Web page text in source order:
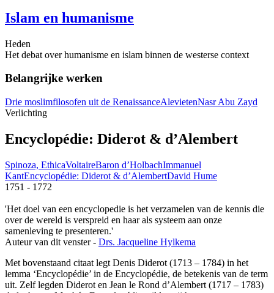
Islam en humanisme
Heden
Het debat over humanisme en islam binnen de westerse context
Belangrijke werken
Drie moslimfilosofen uit de RenaissanceAlevietenNasr Abu Zayd
Verlichting
Encyclopédie: Diderot & d’Alembert
Spinoza, EthicaVoltaireBaron d’HolbachImmanuel
KantEncyclopédie: Diderot & d’AlembertDavid Hume
1751 - 1772
'Het doel van een encyclopedie is het verzamelen van de kennis die
over de wereld is verspreid en haar als systeem aan onze
samenleving te presenteren.'
Auteur van dit venster - Drs. Jacqueline Hylkema
Met bovenstaand citaat legt Denis Diderot (1713 – 1784) in het
lemma ‘Encyclopédie’ in de Encyclopédie, de betekenis van de term
uit. Zelf legden Diderot en Jean le Rond d’Alembert (1717 – 1783)